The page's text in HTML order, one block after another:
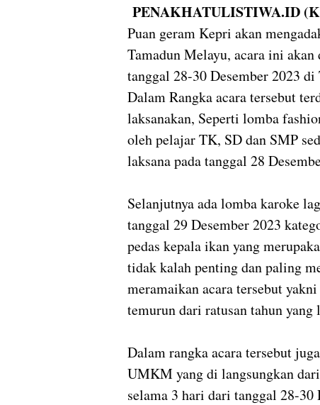
PENAKHATULISTIWA.ID
Puan geram Kepri akan
Tamadun Melayu, acara ini
tanggal 28-30 Desember 2023
Dalam Rangka acara tersebut
laksanakan, Seperti lomba
oleh pelajar TK, SD dan SMP
laksana pada tanggal 28
Selanjutnya ada lomba karoke
tanggal 29 Desember 2023
pedas kepala ikan yang
tidak kalah penting dan paling
meramaikan acara tersebut
temurun dari ratusan tahun
Dalam rangka acara tersebut
UMKM yang di langsungkan
selama 3 hari dari tanggal 28-30